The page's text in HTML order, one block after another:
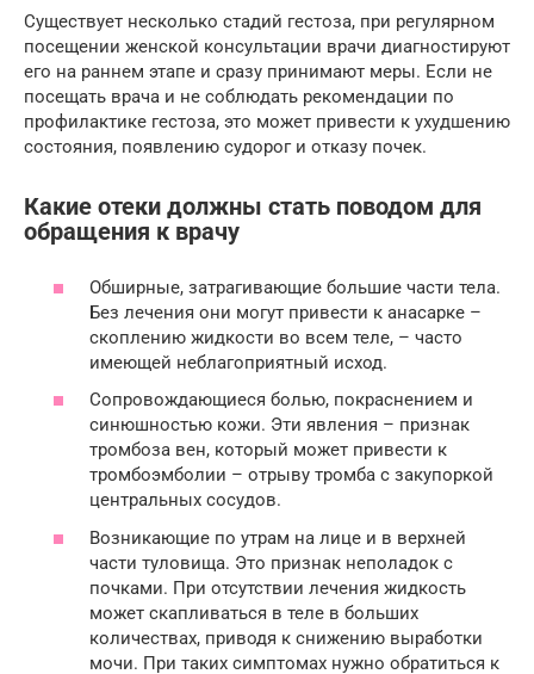
Существует несколько стадий гестоза, при регулярном
посещении женской консультации врачи диагностируют
его на раннем этапе и сразу принимают меры. Если не
посещать врача и не соблюдать рекомендации по
профилактике гестоза, это может привести к ухудшению
состояния, появлению судорог и отказу почек.
Какие отеки должны стать поводом для
обращения к врачу
Обширные, затрагивающие большие части тела.
Без лечения они могут привести к анасарке –
скоплению жидкости во всем теле, – часто
имеющей неблагоприятный исход.
Сопровождающиеся болью, покраснением и
синюшностью кожи. Эти явления – признак
тромбоза вен, который может привести к
тромбоэмболии – отрыву тромба с закупоркой
центральных сосудов.
Возникающие по утрам на лице и в верхней
части туловища. Это признак неполадок с
почками. При отсутствии лечения жидкость
может скапливаться в теле в больших
количествах, приводя к снижению выработки
мочи. При таких симптомах нужно обратиться к